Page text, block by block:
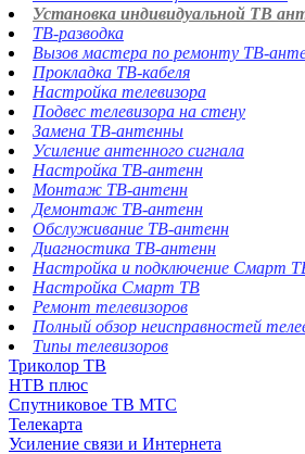
Установка индивидуальной ТВ
ТВ-разводка
Вызов мастера по ремонту ТВ-
Прокладка ТВ-кабеля
Настройка телевизора
Подвес телевизора на стену
Замена ТВ-антенны
Усиление антенного сигнала
Настройка ТВ-антенн
Монтаж ТВ-антенн
Демонтаж ТВ-антенн
Обслуживание ТВ-антенн
Диагностика ТВ-антенн
Настройка и подключение Смарт
Настройка Смарт ТВ
Ремонт телевизоров
Полный обзор неисправностей
Типы телевизоров
Триколор ТВ
НТВ плюс
Спутниковое ТВ МТС
Телекарта
Усиление связи и Интернета